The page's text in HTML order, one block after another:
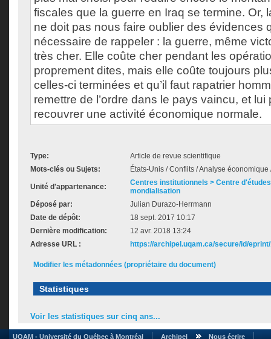
fiscales que la guerre en Iraq se termine. Or,
ne doit pas nous faire oublier des évidences
nécessaire de rappeler : la guerre, même
très cher. Elle coûte cher pendant les
proprement dites, mais elle coûte toujours
celles-ci terminées et qu’il faut rapatrier
remettre de l’ordre dans le pays vaincu, et lui
recouvrer une activité économique normale.
Type:
Article de revue scientifique
Mots-clés ou Sujets:
États-Unis / Conflits / Analyse
Unité d'appartenance:
Centres institutionnels > Centre
mondialisation
Déposé par:
Julian Durazo-Herrmann
Date de dépôt:
18 sept. 2017 10:17
Dernière modification:
12 avr. 2018 13:24
Adresse URL :
https://archipel.uqam.ca/secure/id/
Modifier les métadonnées (propriétaire du document)
Statistiques
Voir les statistiques sur cinq ans...
UQAM - Université du Québec à Montréal Archipel Nous écrire